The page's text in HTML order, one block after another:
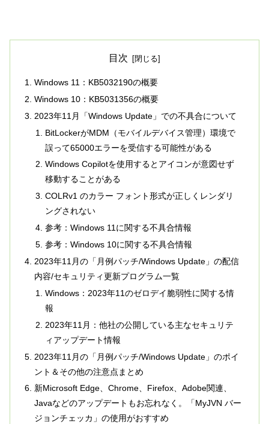
目次
Windows 11：KB5032190の概要
Windows 10：KB5031356の概要
2023年11月「Windows Update」での不具合について
BitLockerがMDM（モバイルデバイス管理）環境で
誤って65000エラーを受信する可能性がある
Windows Copilotを使用するとアイコンが意図せず
移動することがある
COLRv1 のカラー フォント形式が正しくレンダリ
ングされない
参考：Windows 11に関する不具合情報
参考：Windows 10に関する不具合情報
2023年11月の「月例パッチ/Windows Update」の配信
内容/セキュリティ更新プログラム一覧
Windows：2023年11のゼロデイ脆弱性に関する情
報
2023年11月：他社の公開している主なセキュリテ
ィアップデート情報
2023年11月の「月例パッチ/Windows Update」のポイ
ント＆その他の注意点まとめ
新Microsoft Edge、Chrome、Firefox、Adobe関連、
Javaなどのアップデートもお忘れなく。「MyJVN バー
ジョンチェッカ」の使用がおすすめ